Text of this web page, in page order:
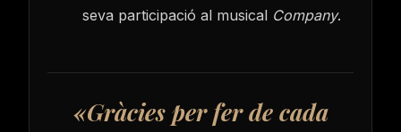
seva participació al musical Company.
«Gràcies per fer de cada